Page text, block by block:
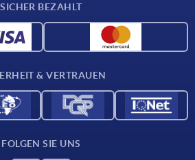
SICHER BEZAHLT
& VERTRAUEN
FOLGEN SIE UNS